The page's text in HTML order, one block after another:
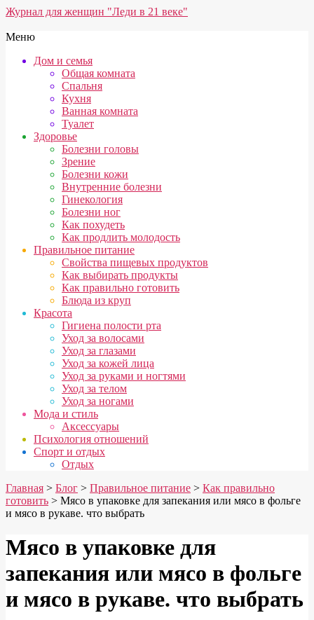
Перейти
содержимому
Журнал для женщин "Леди в 21 веке"
Вторичное
навигации
Меню
Дом и семья
Общая комната
Спальня
Кухня
Ванная комната
Туалет
Здоровье
Болезни головы
Зрение
Болезни кожи
Внутренние болезни
Гинекология
Болезни ног
Как похудеть
Как продлить молодость
Правильное питание
Свойства пищевых продуктов
Как выбирать продукты
Как правильно готовить
Блюда из круп
Красота
Гигиена полости рта
Уход за волосами
Уход за глазами
Уход за кожей лица
Уход за руками и ногтями
Уход за телом
Уход за ногами
Мода и стиль
Аксессуары
Психология отношений
Спорт и отдых
Отдых
Главная > Блог > Правильное питание > Как правильно
готовить > Мясо в упаковке для запекания или мясо в фольге
и мясо в рукаве. что выбрать
Мясо в упаковке для
запекания или мясо в фольге
и мясо в рукаве. что выбрать